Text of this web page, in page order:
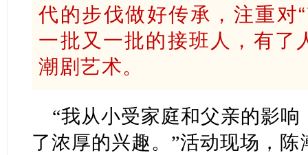
代的步伐做好传承，注重对
一批又一批的接班人，有了
潮剧艺术。
“我从小受家庭和父亲的影
了浓厚的兴趣。”活动现场，